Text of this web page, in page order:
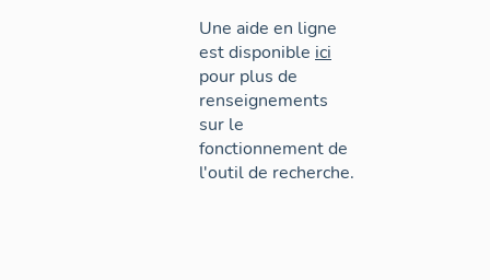
Une aide en ligne
est disponible ici
pour plus de
renseignements
sur le
fonctionnement de
l'outil de recherche.